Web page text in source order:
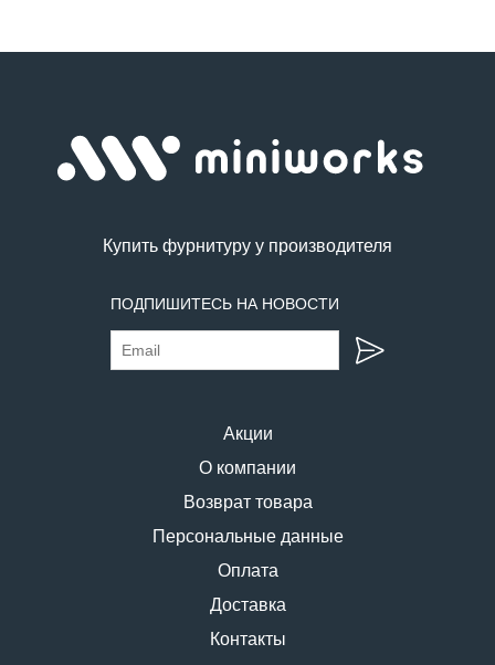
Купить фурнитуру у производителя
ПОДПИШИТЕСЬ НА НОВОСТИ
Акции
О компании
Возврат товара
Персональные данные
Оплата
Доставка
Контакты